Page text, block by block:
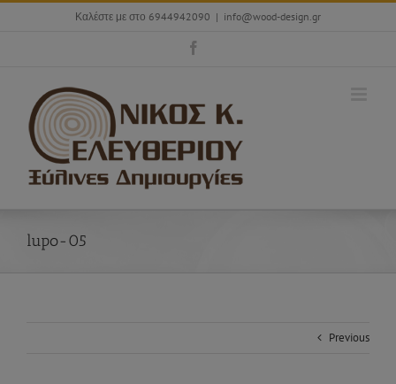
Skip
Καλέστε με στο 6944942090 | info@wood-design.gr
lupo-05
Previous